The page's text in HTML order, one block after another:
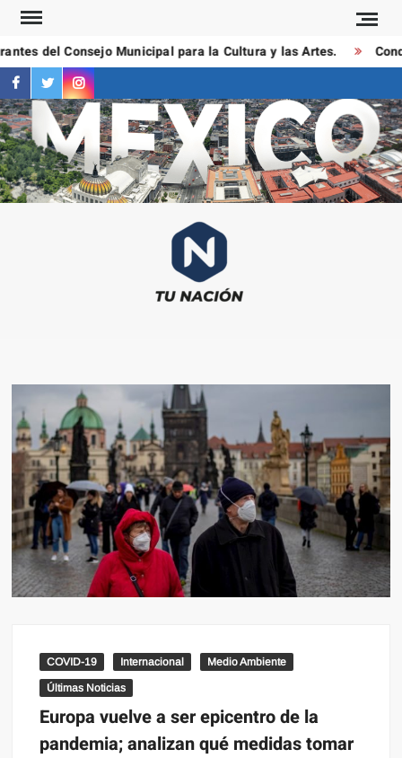
Saltar
contenidodel Consejo Municipal para la Cultura y las Artes.
facebook
twitterinstagram
COVID-19 Internacional Medio Ambiente
Últimas Noticias
Europa vuelve a ser epicentro de la
pandemia; analizan qué medidas tomar